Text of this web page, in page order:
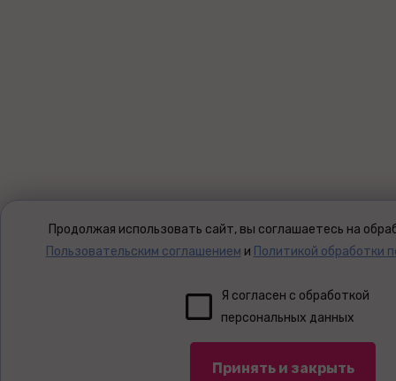
Продолжая использовать сайт, вы соглашаетесь на
Пользовательским соглашением и Политикой обработки
Я согласен с обработкой
персональных данных
Принять и закрыть